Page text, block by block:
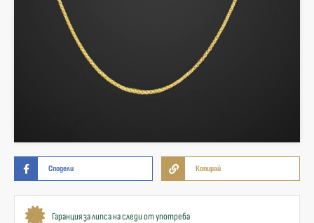
Сподели Копирай
Гаранция за липса на следи от употреба